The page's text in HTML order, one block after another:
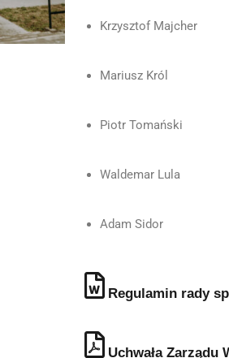
Krzysztof Majcher
Mariusz Król
Piotr Tomański
Waldemar Lula
Adam Sidor
Regulamin rady
Uchwała Zarządu